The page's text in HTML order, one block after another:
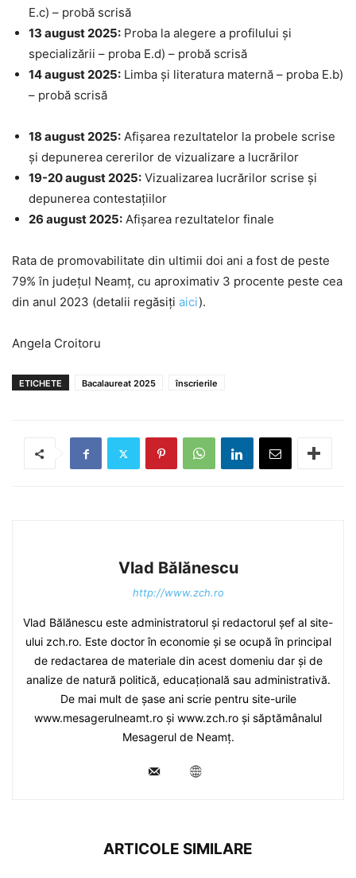
E.c) – probă scrisă
13 august 2025: Proba la alegere a profilului și
specializării – proba E.d) – probă scrisă
14 august 2025: Limba și literatura maternă – proba E.b)
– probă scrisă
18 august 2025: Afișarea rezultatelor la probele scrise
și depunerea cererilor de vizualizare a lucrărilor
19-20 august 2025: Vizualizarea lucrărilor scrise și
depunerea contestațiilor
26 august 2025: Afișarea rezultatelor finale
Rata de promovabilitate din ultimii doi ani a fost de peste
79% în județul Neamț, cu aproximativ 3 procente peste cea
din anul 2023 (detalii regăsiți aici).
Angela Croitoru
ETICHETE Bacalaureat 2025 înscrierile
Vlad Bălănescu
http://www.zch.ro
Vlad Bălănescu este administratorul și redactorul șef al site-
ului zch.ro. Este doctor în economie și se ocupă în principal
de redactarea de materiale din acest domeniu dar și de
analize de natură politică, educațională sau administrativă.
De mai mult de șase ani scrie pentru site-urile
www.mesagerulneamt.ro și www.zch.ro și săptămânalul
Mesagerul de Neamț.
ARTICOLE SIMILARE